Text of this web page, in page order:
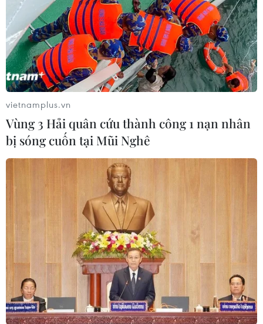
quy tập hài cốt liệt sỹ
07/08/2026 08:45
Những định hướng lớn
trong thực hiện Nghị quyết 57-
NQ/TW
07/08/2026 08:18
Tây Ninh thúc đẩy bình dân học vụ
số, tạo động lực phát triển kinh tế số
"Doanh nghiệp phải là lực lượng
nòng cốt phát triển công nghệ chiến
lược"
07/08/2026 07:09
Meta bồi thường gần 600 triệu USD
vietnamplus.vn
Vùng 3 Hải quân cứu thành công 1 nạn nhân
bị sóng cuốn tại Mũi Nghê